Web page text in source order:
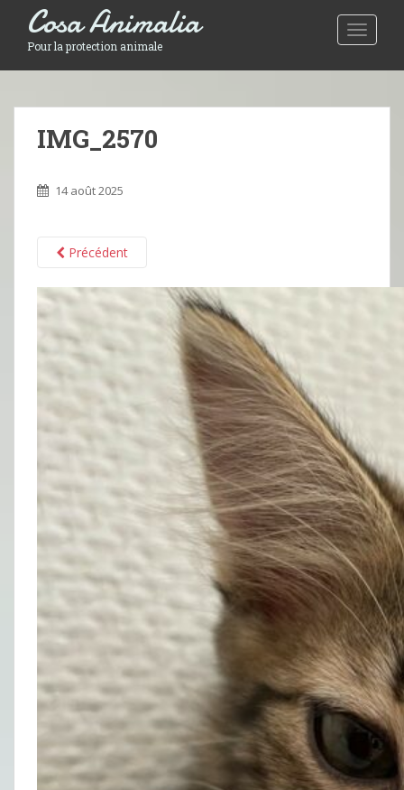
Toggle
Cosa Animalia
Pour la protection animale
IMG_2570
14 août 2025
Précédent